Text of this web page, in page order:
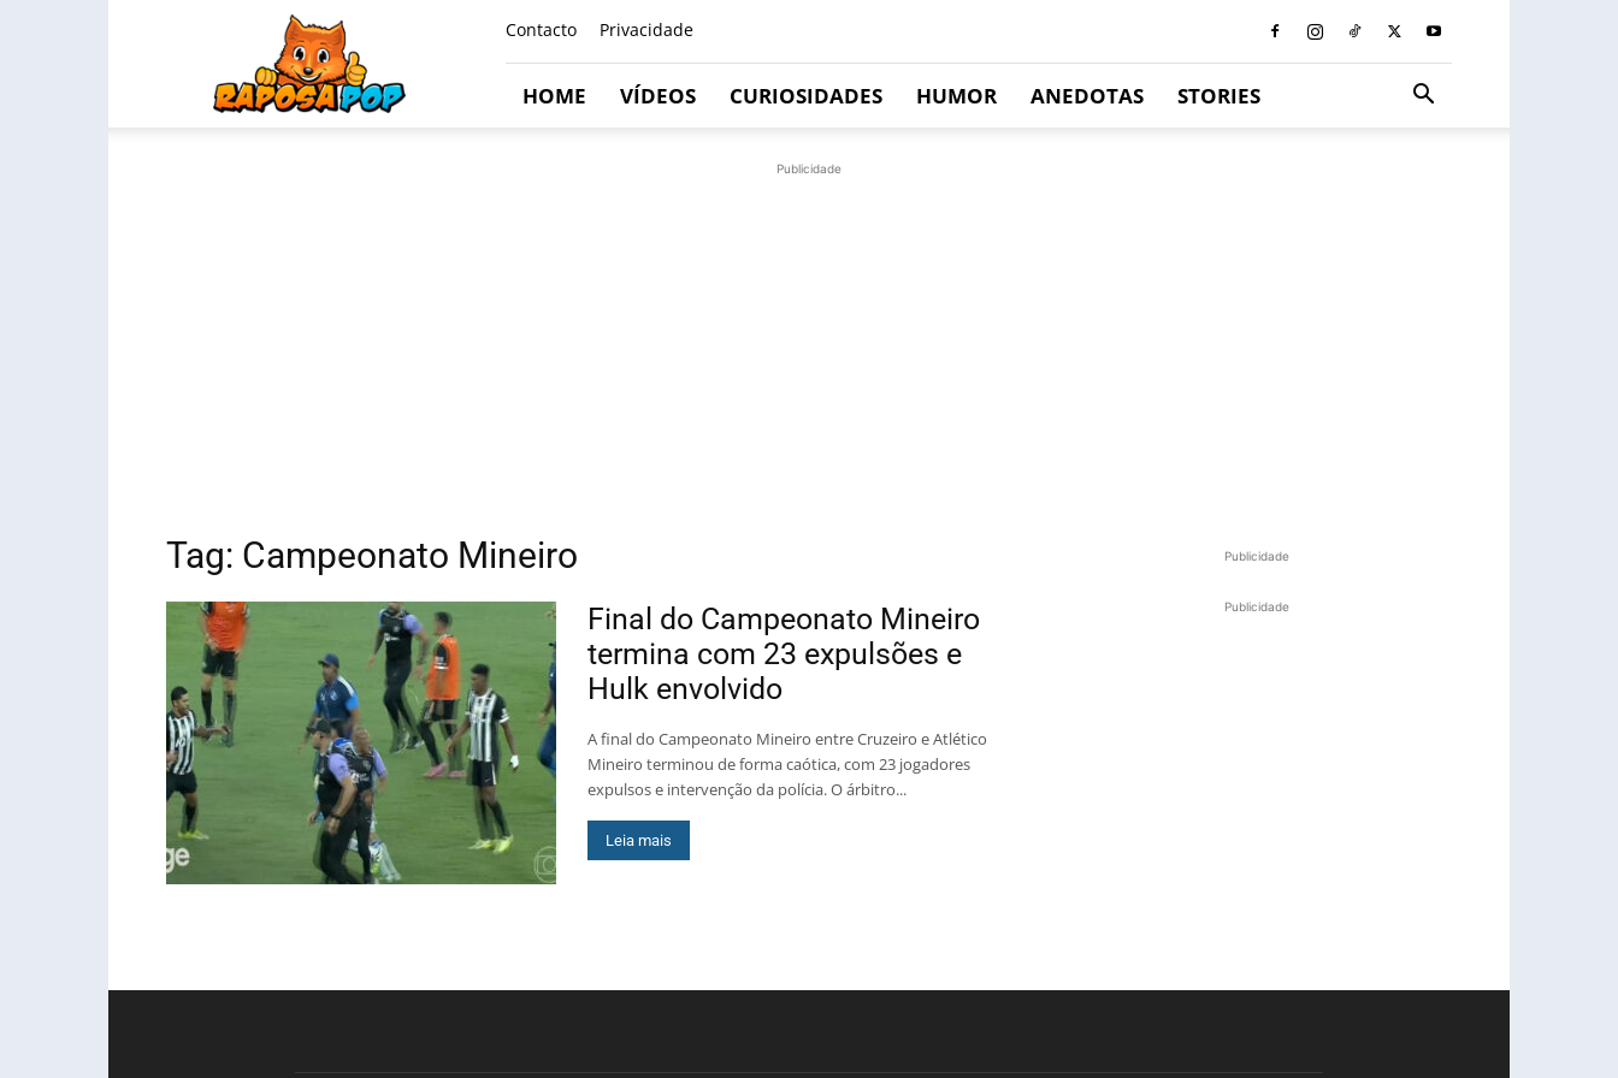
Contacto Privacidade
HOME VÍDEOS CURIOSIDADES HUMOR ANEDOTAS STORIES
Publicidade
Tag: Campeonato Mineiro
Final do Campeonato Mineiro
termina com 23 expulsões e
Hulk envolvido
A final do Campeonato Mineiro entre Cruzeiro e Atlético
Mineiro terminou de forma caótica, com 23 jogadores
expulsos e intervenção da polícia. O árbitro...
Leia mais
Publicidade
Publicidade